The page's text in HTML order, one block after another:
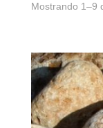
Mostrando 1–9